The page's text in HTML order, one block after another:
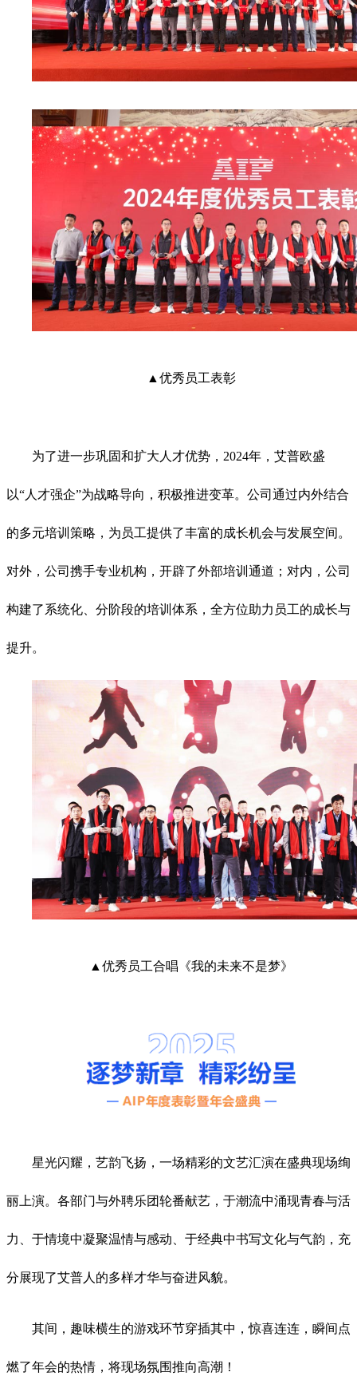
▲优秀员工表彰
为了进一步巩固和扩大人才优势，2024年，艾普欧盛
以“人才强企”为战略导向，积极推进变革。公司通过内外结合
的多元培训策略，为员工提供了丰富的成长机会与发展空间。
对外，公司携手专业机构，开辟了外部培训通道；对内，公司
构建了系统化、分阶段的培训体系，全方位助力员工的成长与
提升。
▲优秀员工合唱《我的未来不是梦》
星光闪耀，艺韵飞扬，一场精彩的文艺汇演在盛典现场绚
丽上演。各部门与外聘乐团轮番献艺，于潮流中涌现青春与活
力、于情境中凝聚温情与感动、于经典中书写文化与气韵，充
分展现了艾普人的多样才华与奋进风貌。
其间，趣味横生的游戏环节穿插其中，惊喜连连，瞬间点
燃了年会的热情，将现场氛围推向高潮！